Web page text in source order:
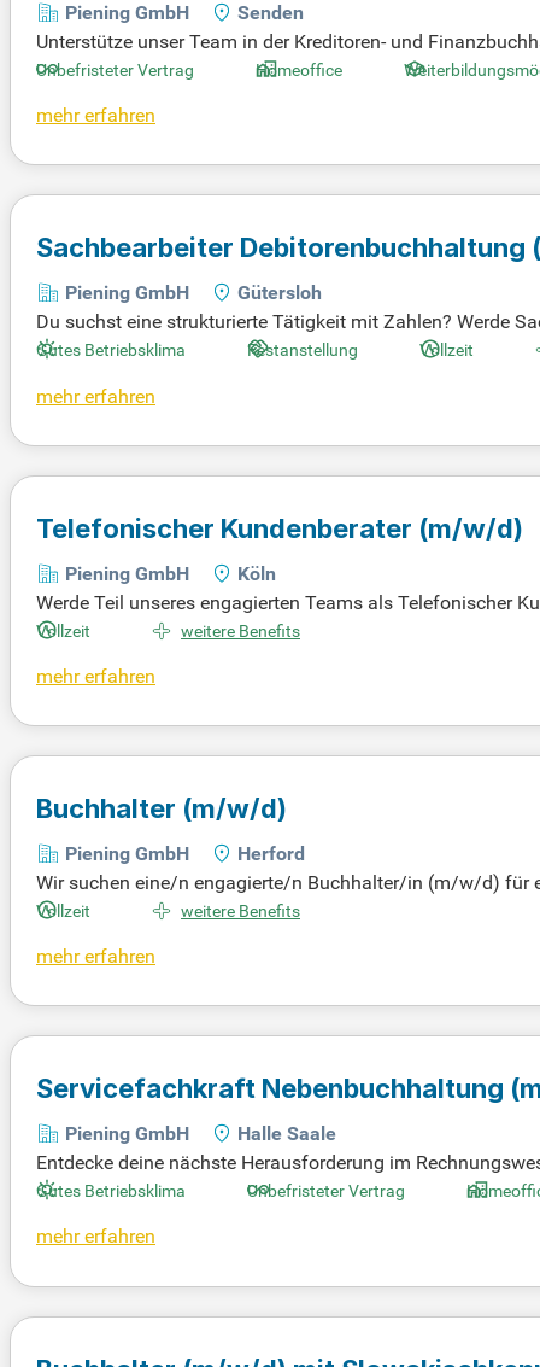
Piening GmbH
Senden
Unterstütze unser Team in der Kreditoren- und
m hilfst du bei der Erfassung und Pflege von Arbeits- und
n. Berufserfahrung in der Buchhaltung sowie sicherer
Unbefristeter Vertrag Homeoffice
mehr erfahren
Sachbearbeiter Debitorenbuchhaltung
Piening GmbH
Gütersloh
Du suchst eine strukturierte Tätigkeit mit Zahlen? Werde
r Logistikdienstleister, sucht Verstärkung in Vollzeit. Wenn
rriere in der Debitorenbuchhaltung! Original Stellenanzeige
Gutes Betriebsklima Festanstellung Vollzeit
mehr erfahren
Telefonischer Kundenberater (m/w/d)
Piening GmbH
Köln
Werde Teil unseres engagierten Teams als Telefonischer
erfolgreich Energie- und Telekommunikationsprodukte.
ools und CRM-Systemen ist von Vorteil. Freu dich auf
Vollzeit weitere Benefits
mehr erfahren
Buchhalter (m/w/d)
Piening GmbH
Herford
Wir suchen eine/n engagierte/n Buchhalter/in (m/w/d) für
ine direkte Anstellung, ideal für Bewerber mit
en und die Anlagenbuchhaltung, während Sie auch die
Vollzeit weitere Benefits
mehr erfahren
Servicefachkraft Nebenbuchhaltung
Piening GmbH
Halle Saale
Entdecke deine nächste Herausforderung im
in renommiertes Unternehmen der Energiewirtschaft in
Gutes Betriebsklima Unbefristeter Vertrag
mehr erfahren